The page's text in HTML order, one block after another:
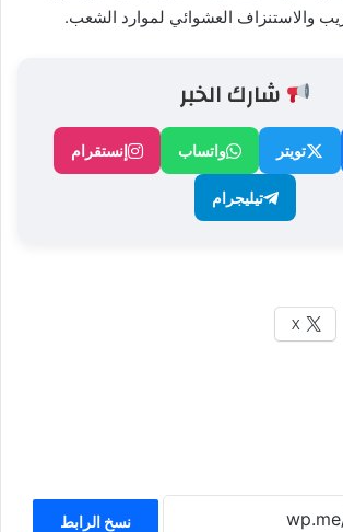
والاستنزاف العشوائي لموارد الشعب.
شارك الخبر
تويتر واتساب إنستقرام
تيليجرام
X
نسخ الرابط